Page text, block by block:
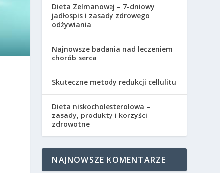
Dieta Zelmanowej – 7-dniowy
jadłospis i zasady zdrowego
odżywiania
Najnowsze badania nad leczeniem
chorób serca
Skuteczne metody redukcji cellulitu
Dieta niskocholesterolowa –
zasady, produkty i korzyści
zdrowotne
NAJNOWSZE KOMENTARZE